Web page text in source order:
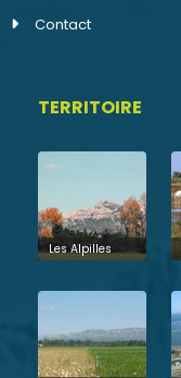
Contact
TERRITOIRE
Les Alpilles